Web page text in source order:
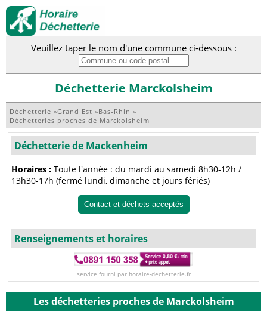
Veuillez taper le nom d'une commune ci-dessous :
Déchetterie Marckolsheim
Déchetterie »Grand Est »Bas-Rhin »
Déchetteries proches de Marckolsheim
Déchetterie de Mackenheim
Horaires : Toute l'année : du mardi au samedi 8h30-12h /
13h30-17h (fermé lundi, dimanche et jours fériés)
Contact et déchets acceptés
Renseignements et horaires
service fourni par horaire-dechetterie.fr
Les déchetteries proches de Marckolsheim